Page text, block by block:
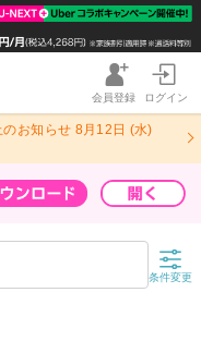
会員登録 ログイン
お知らせ 8月12日 (水)
条件変更